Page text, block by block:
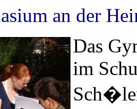
an der
Das
im